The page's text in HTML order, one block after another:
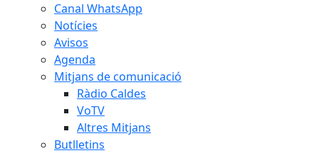
Canal WhatsApp
Notícies
Avisos
Agenda
Mitjans de comunicació
Ràdio Caldes
VoTV
Altres Mitjans
Butlletins